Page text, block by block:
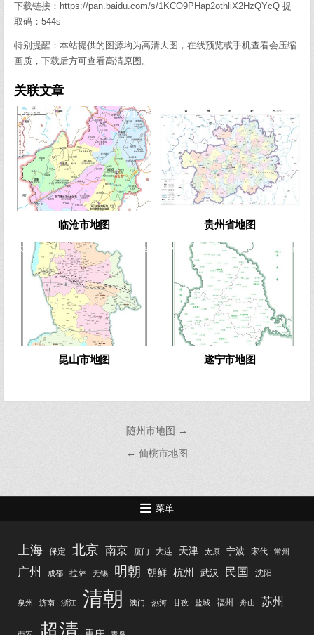
下载链接：https://pan.baidu.com/s/1KCO9PHap2othliX2HzQYcQ 提
取码：544s
特别提醒：本站提供的图源均为高清大图，在线预览或手机查看会压缩
画质，下载后方可查看高清原图。
关联文章
0 1090
临沧市地图
0 1019
贵州省地图
0 969
昆山市地图
1058
遂宁市地图
航
随州市地图 →
← 仙桃市地图
菜单
上海 保定 北京 南京 厦门 大连 天津 太原 宁波 宋代 常州
广州 成都 拉萨 无锡 明朝 朝鲜 杭州 武汉 民国 沈阳
泉州 济南 浙江 清朝 澳门 热河 甘孜 盐城 福州 舟山 苏州